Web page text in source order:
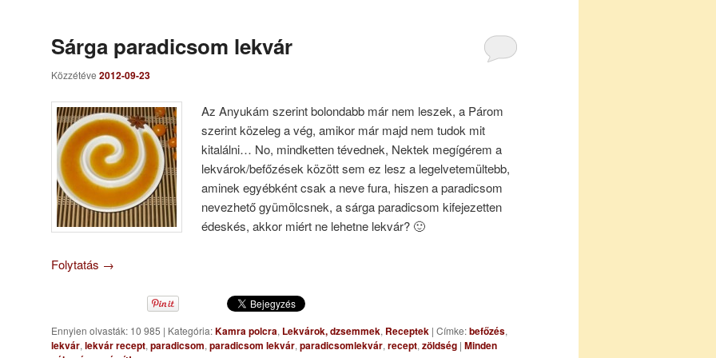
Sárga paradicsom lekvár
Közzétéve 2012-09-23
Az Anyukám szerint bolondabb már nem leszek, a Párom
szerint közeleg a vég, amikor már majd nem tudok mit
kitalálni… No, mindketten tévednek, Nektek megígérem a
lekvárok/befőzések között sem ez lesz a legelvetemültebb,
aminek egyébként csak a neve fura, hiszen a paradicsom
nevezhető gyümölcsnek, a sárga paradicsom kifejezetten
édeskés, akkor miért ne lehetne lekvár? 🙂
Folytatás →
Ennyien olvasták: 10 985 | Kategória:Kamra polcra, Lekvárok, dzsemmek, Receptek | Címke:befőzés,
lekvár, lekvár recept, paradicsom, paradicsom lekvár, paradicsomlekvár, recept, zöldség | Minden